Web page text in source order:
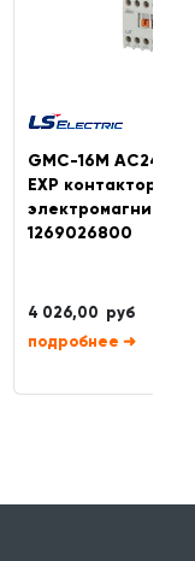
GMC-16M AC24V
EXP контактор
1269026800
4 026,00 руб
➜